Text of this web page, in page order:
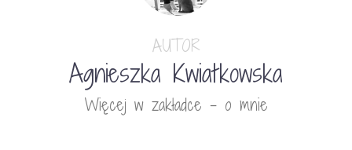
AUTOR
Agnieszka Kwiatkowska
Więcej w zakładce - o mnie